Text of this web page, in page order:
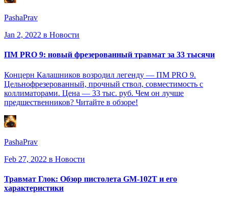
PashaPrav
Jan 2, 2022 в Новости
ПМ PRO 9: новый фрезерованный травмат за 33 тысячи
Концерн Калашников возродил легенду — ПМ PRO 9.
Цельнофрезерованный, прочный ствол, совместимость с
коллиматорами. Цена — 33 тыс. руб. Чем он лучше
предшественников? Читайте в обзоре!
PashaPrav
Feb 27, 2022 в Новости
Травмат Глок: Обзор пистолета GM-102T и его
характеристики